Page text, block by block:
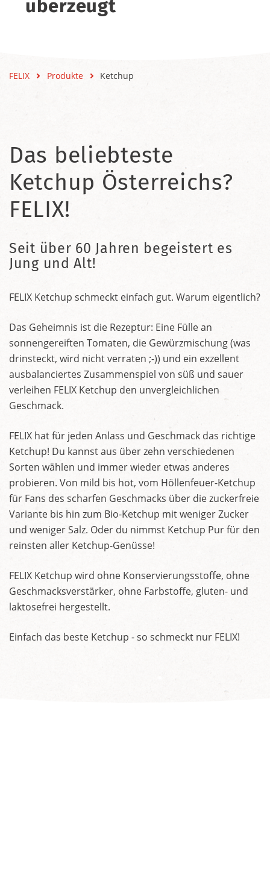
überzeugt
FELIX Produkte Ketchup
Das beliebteste
Ketchup Österreichs?
FELIX!
Seit über 60 Jahren begeistert es
Jung und Alt!
FELIX Ketchup schmeckt einfach gut. Warum eigentlich?
Das Geheimnis ist die Rezeptur: Eine Fülle an
sonnengereiften Tomaten, die Gewürzmischung (was
drinsteckt, wird nicht verraten ;-)) und ein exzellent
ausbalanciertes Zusammenspiel von süß und sauer
verleihen FELIX Ketchup den unvergleichlichen
Geschmack.
FELIX hat für jeden Anlass und Geschmack das richtige
Ketchup! Du kannst aus über zehn verschiedenen
Sorten wählen und immer wieder etwas anderes
probieren. Von mild bis hot, vom Höllenfeuer-Ketchup
für Fans des scharfen Geschmacks über die zuckerfreie
Variante bis hin zum Bio-Ketchup mit weniger Zucker
und weniger Salz. Oder du nimmst Ketchup Pur für den
reinsten aller Ketchup-Genüsse!
FELIX Ketchup wird ohne Konservierungsstoffe, ohne
Geschmacksverstärker, ohne Farbstoffe, gluten- und
laktosefrei hergestellt.
Einfach das beste Ketchup - so schmeckt nur FELIX!